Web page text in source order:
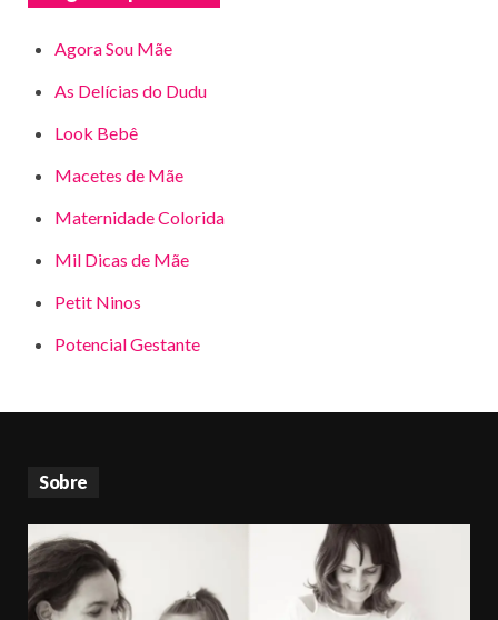
Agora Sou Mãe
As Delícias do Dudu
Look Bebê
Macetes de Mãe
Maternidade Colorida
Mil Dicas de Mãe
Petit Ninos
Potencial Gestante
Sobre